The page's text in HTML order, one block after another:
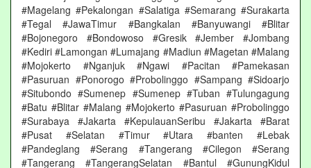
#Magelang #Pekalongan #Salatiga #Semarang #Surakarta
#Tegal #JawaTimur #Bangkalan #Banyuwangi #Blitar
#Bojonegoro #Bondowoso #Gresik #Jember #Jombang
#Kediri #Lamongan #Lumajang #Madiun #Magetan #Malang
#Mojokerto #Nganjuk #Ngawi #Pacitan #Pamekasan
#Pasuruan #Ponorogo #Probolinggo #Sampang #Sidoarjo
#Situbondo #Sumenep #Sumenep #Tuban #Tulungagung
#Batu #Blitar #Malang #Mojokerto #Pasuruan #Probolinggo
#Surabaya #Jakarta #KepulauanSeribu #Jakarta #Barat
#Pusat #Selatan #Timur #Utara #banten #Lebak
#Pandeglang #Serang #Tangerang #Cilegon #Serang
#Tangerang #TangerangSelatan #Bantul #GunungKidul